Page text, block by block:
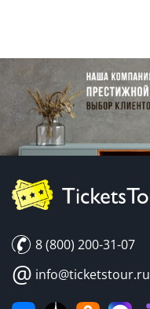
8 (800) 200-31-07
@ info@ticketstour.ru